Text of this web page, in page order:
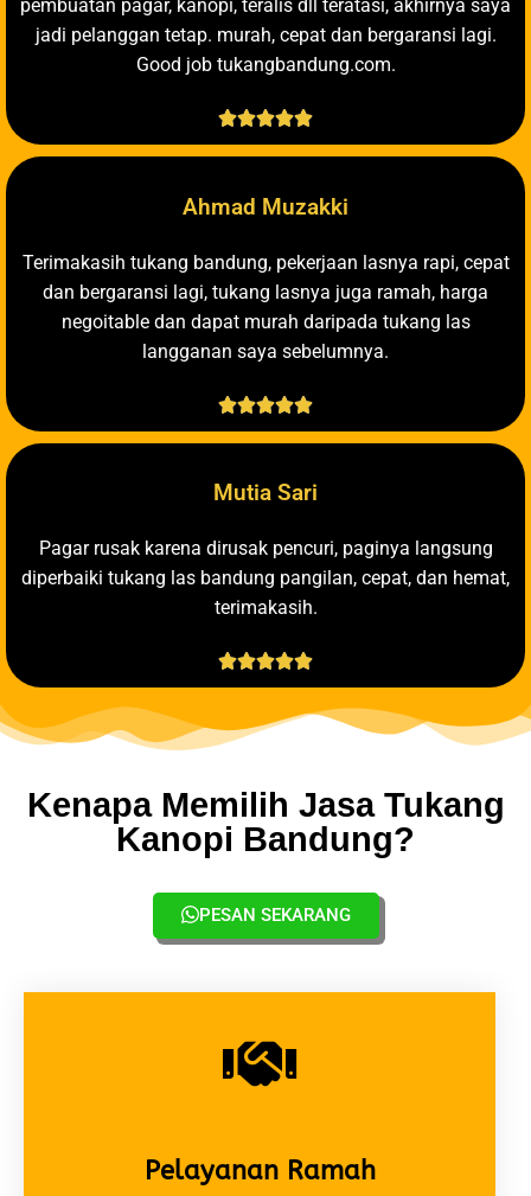
pembuatan pagar, kanopi, teralis dll teratasi, akhirnya saya
jadi pelanggan tetap. murah, cepat dan bergaransi lagi.
Good job tukangbandung.com.

Ahmad Muzakki
Terimakasih tukang bandung, pekerjaan lasnya rapi, cepat
dan bergaransi lagi, tukang lasnya juga ramah, harga
negoitable dan dapat murah daripada tukang las
langganan saya sebelumnya.

Mutia Sari
Pagar rusak karena dirusak pencuri, paginya langsung
diperbaiki tukang las bandung pangilan, cepat, dan hemat,
terimakasih.

Kenapa Memilih Jasa Tukang
Kanopi Bandung?
PESAN SEKARANG
Pelayanan Ramah